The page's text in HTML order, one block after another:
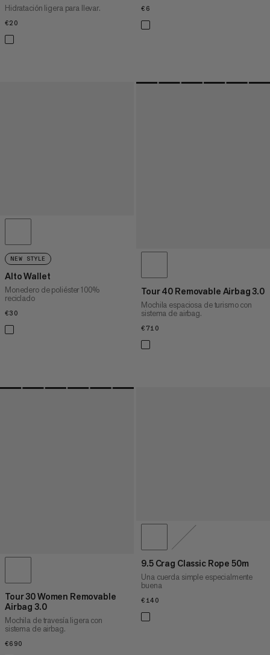
Hidratación ligera para llevar.
€20
€6
NEW STYLE
Alto Wallet
Monedero de poliéster 100%
reciclado
€30
Tour 40 Removable Airbag 3.0
Mochila espaciosa de turismo con
sistema de airbag.
€710
Tour 30 Women Removable
Airbag 3.0
Mochila de travesía ligera con
sistema de airbag.
€690
9.5 Crag Classic Rope 50m
Una cuerda simple especialmente
buena
€140